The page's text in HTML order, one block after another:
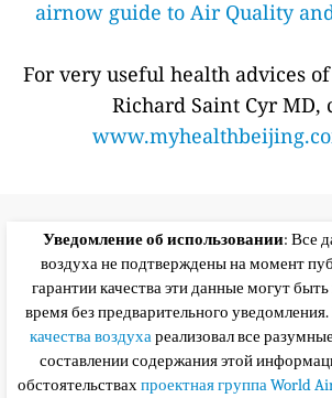
airnow guide to Air Quality
For very useful health advices
Richard Saint Cyr MD,
Уведомление об использовании: Все
воздуха не подтверждены на момент
гарантии качества эти данные могут
время без предварительного уведомления.
качества воздухареализовал все
составлении содержания этой
обстоятельствахпроектная группа World